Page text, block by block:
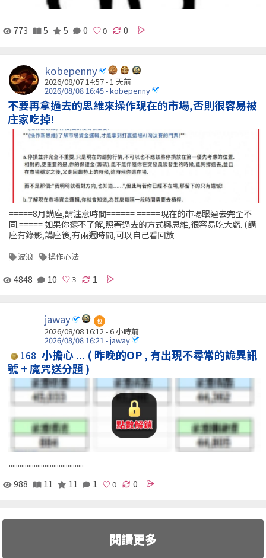
773 5 5 0 0
kobepenny
2026/08/07 14:57 - 1 天前
2026/08/08 16:45 - kobepenny
不要再拿過去的思維來操作現在的市場,否則很容易被
庄家吃掉!
=====8月講座,請注意時間====== =====現在的市場跟過去完全不
同.===== 如果你還不了解,照著過去的方式與思維,很容易吃大虧. (講
座有錄影,講座後,有兩週時間,可以自己看回放
波浪 操作心法
4848 10 1
jaway 包
2026/08/08 16:12 -6 小時前
2026/08/08 16:21 - jaway
168 小擔心 ... ( 昨晚的OP , 有出現不尋常的詭異訊
號 + 魔咒送分題 )
..........................................
988
11 11 1 0
閱讀更多